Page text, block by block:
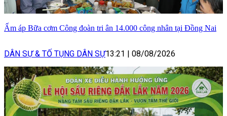
Ấm áp Bữa cơm Công đoàn tri ân 14.000 công nhân tại Đồng Nai
DÂN SỰ & TỐ TỤNG DÂN SỰ13:21 | 08/08/2026